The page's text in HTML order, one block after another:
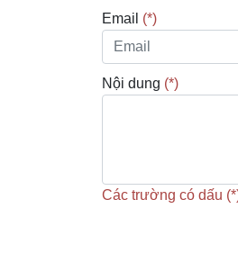
Email (*)
Nội dung (*)
Các trường có dấu